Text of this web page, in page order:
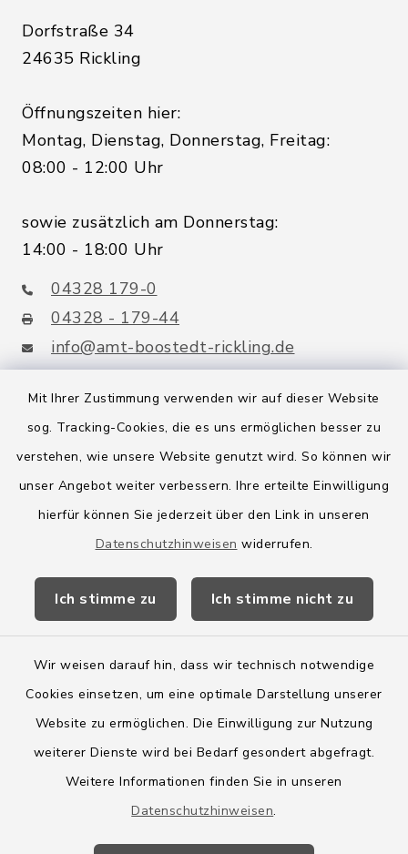
Mit Ihrer Zustimmung verwenden wir auf dieser Website
sog. Tracking-Cookies, die es uns ermöglichen besser zu
verstehen, wie unsere Website genutzt wird. So können wir
unser Angebot weiter verbessern. Ihre erteilte Einwilligung
hierfür können Sie jederzeit über den Link in unseren
Datenschutzhinweisen widerrufen.
Ich stimme zu Ich stimme nicht zu
Wir weisen darauf hin, dass wir technisch notwendige
Cookies einsetzen, um eine optimale Darstellung unserer
Website zu ermöglichen. Die Einwilligung zur Nutzung
weiterer Dienste wird bei Bedarf gesondert abgefragt.
Weitere Informationen finden Sie in unseren
Datenschutzhinweisen.
Dorfstraße 34
24635 Rickling
Öffnungszeiten hier:
Montag, Dienstag, Donnerstag, Freitag:
08:00 - 12:00 Uhr
sowie zusätzlich am Donnerstag:
14:00 - 18:00 Uhr
04328 179-0
04328 - 179-44
info@amt-boostedt-rickling.de
Quicklinks
Amt Boostedt-Rickling
Amtsbroschüre
Wege-Zweckverband
Barrierefreiheit